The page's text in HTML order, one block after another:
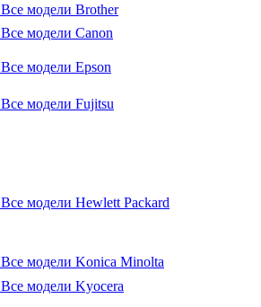
Все модели Brother
Все модели Canon
Все модели Epson
Все модели Fujitsu
Все модели Hewlett Packard
Все модели Konica Minolta
Все модели Kyocera